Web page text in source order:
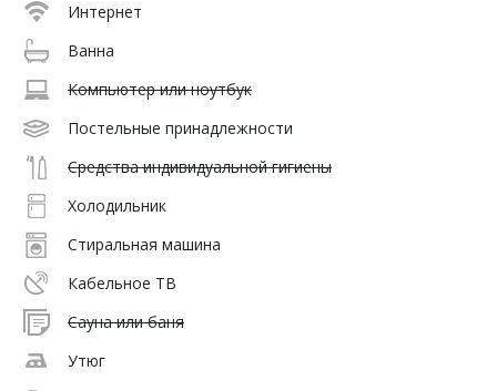
Интернет
Ванна
Компьютер или ноутбук
Постельные принадлежности
Средства индивидуальной гигиены
Холодильник
Стиральная машина
Кабельное ТВ
Сауна или баня
Утюг